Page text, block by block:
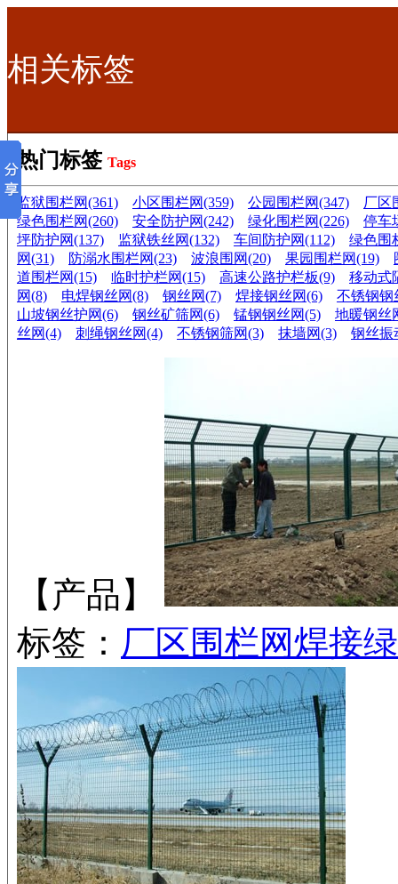
相关标签
热门标签 Tags
监狱围栏网(361) 小区围栏网(359) 公园围栏网(347)
厂区
绿色围栏网(260)
安全防护网(242) 绿化围栏网(226)
停车
坪防护网(137)
监狱铁丝网(132) 车间防护网(112)
绿色围
网(31)
防溺水围栏网(23) 波浪围网(20) 果园围栏网(19)
道围栏网(15)
临时护栏网(15) 高速公路护栏板(9)
移动式
网(8)
电焊钢丝网(8) 钢丝网(7) 焊接钢丝网(6)
不锈钢钢
山坡钢丝护网(6)
钢丝矿筛网(6) 锰钢钢丝网(5)
地暖钢丝
丝网(4)
刺绳钢丝网(4) 不锈钢筛网(3) 抹墙网(3) 钢丝振
【产品】
标签： 厂区围栏网焊接